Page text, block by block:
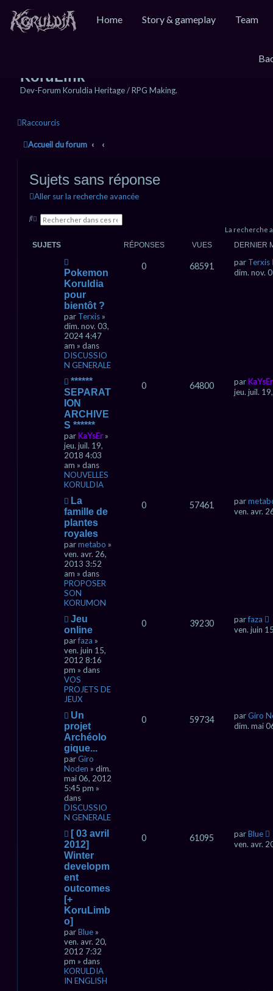
Home Story & gameplay Team
KoruLink
Dev-Forum Koruldia Heritage / RPG Making.
Raccourcis
Accueil du forum
Sujets sans réponse
Aller sur la recherche avancée
R
h
e
R
e
h
e
La recherche
SUJETS RÉPONSES VUES DERNIER
o
u
v
e
a
u
m
e
s
s
a
g
e
Pokemon
Koruldia
pour
bientôt ?
par Terxis »
dim. nov. 03,
2024 4:47
am » dans
DISCUSSIO
N GENERALE
0 68591 par Terxis
dim. nov.
N
o
u
v
e
a
u
m
e
s
s
a
g
e
******
SEPARAT
ION
ARCHIVE
S ******
parKaYsEr»
jeu. juil. 19,
2018 4:03
am » dans
NOUVELLES
KORULDIA
0 64800 parKaYsEr
jeu. juil.
N
o
u
v
e
a
u
m
e
s
s
a
e
La
famille de
plantes
royales
parmetabo »
ven. avr. 26,
2013 3:52
am » dans
PROPOSER
SON
KORUMON
0 57461 par
ven. avr.
N
o
u
v
e
a
u
m
e
s
s
a
g
e
Jeu
online
parfaza »
ven. juin 15,
2012 8:16
pm » dans
VOS
PROJETS DE
JEUX
0 39230 parfaza
ven. juin
N
o
u
v
e
a
u
m
e
s
s
a
g
e
Un
projet
Archéolo
gique...
parGiro
Noden » dim.
mai 06, 2012
5:45 pm »
dans
DISCUSSIO
N GENERALE
0 59734 parGiro
dim. mai
N
o
u
v
e
a
u
m
e
s
s
a
g
e
[ 03 avril
2012]
Winter
developm
ent
outcomes
[+
KoruLimb
o]
parBlue »
ven. avr. 20,
2012 7:32
pm » dans
KORULDIA
IN ENGLISH
0 61095 parBlue
ven. avr.